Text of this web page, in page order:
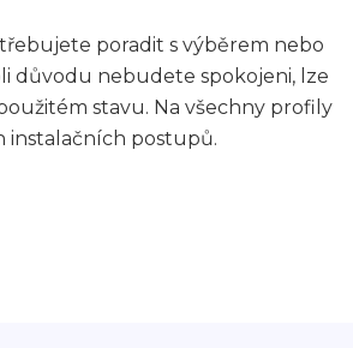
poradit s výběrem nebo
důvodu nebudete spokojeni, lze
stavu. Na všechny profily
instalačních postupů.